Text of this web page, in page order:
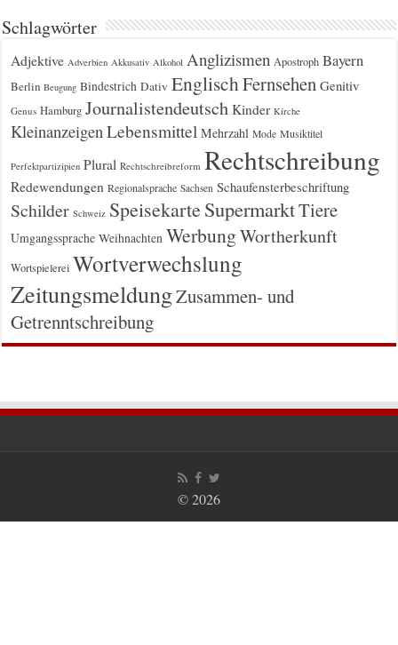
Schlagwörter
Adjektive Adverbien Akkusativ Alkohol Anglizismen Apostroph Bayern
Berlin Beugung Bindestrich Dativ EnglischFernsehen Genitiv
Genus Hamburg Journalistendeutsch Kinder Kirche
Kleinanzeigen Lebensmittel Mehrzahl Mode Musiktitel
Perfektpartizipien Plural Rechtschreibreform Rechtschreibung
Redewendungen Regionalsprache Sachsen Schaufensterbeschriftung
Schilder Schweiz Speisekarte SupermarktTiere
Umgangssprache Weihnachten WerbungWortherkunft
Wortspielerei Wortverwechslung
ZeitungsmeldungZusammen- und
Getrenntschreibung
© 2026